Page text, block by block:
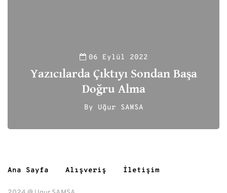
06 Eylül 2022
Yazıcılarda Çıktıyı Sondan Başa
Doğru Alma
By Uğur SAMSA
Ana Sayfa Alışveriş İletişim